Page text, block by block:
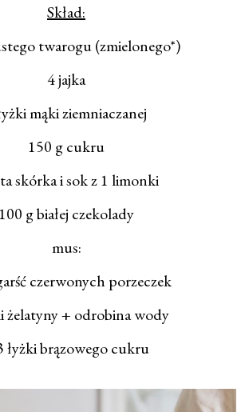
Skład:
twarogu (zmielonego*)
4 jajka
mąki ziemniaczanej
150 g cukru
skórka i sok z 1 limonki
100 g białej czekolady
mus:
czerwonych porzeczek
żelatyny + odrobina wody
łyżki brązowego cukru